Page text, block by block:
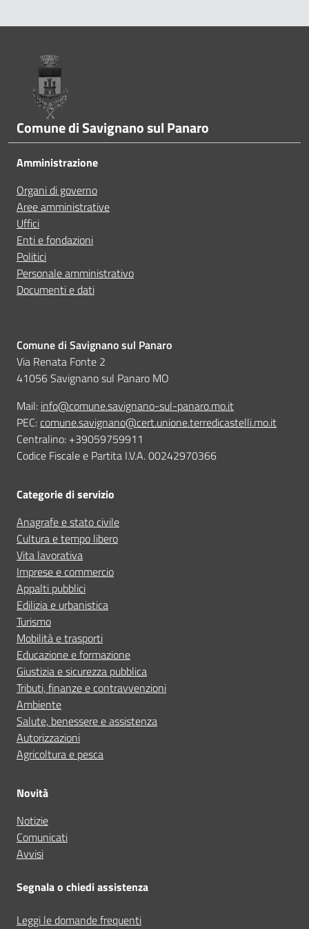
A volte le indicazioni non erano complete
A volte non capivo se stavo procedendo
Ho avuto problemi tecnici
Altro
Pié di pagina
Comune di Savignano sul Panaro
Amministrazione
Organi di governo
Aree amministrative
Uffici
Enti e fondazioni
Politici
Personale amministrativo
Documenti e dati
Comune di Savignano sul Panaro
Via Renata Fonte 2
41056 Savignano sul Panaro MO
Mail: info@comune.savignano-sul-panaro.mo.it
PEC: comune.savignano@cert.unione.terredicastelli.mo.it
Centralino: +39059759911
Codice Fiscale e Partita I.V.A. 00242970366
Categorie di servizio
Anagrafe e stato civile
Cultura e tempo libero
Vita lavorativa
Imprese e commercio
Appalti pubblici
Edilizia e urbanistica
Turismo
Mobilità e trasporti
Educazione e formazione
Giustizia e sicurezza pubblica
Tributi, finanze e contravvenzioni
Ambiente
Salute, benessere e assistenza
Autorizzazioni
Agricoltura e pesca
Novità
Notizie
Comunicati
Avvisi
Segnala o chiedi assistenza
Leggi le domande frequenti